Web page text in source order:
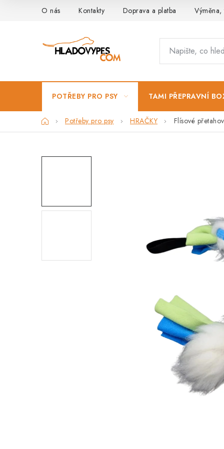
O nás Kontakty Doprava a platba
POTŘEBY PRO PSY TAMI PŘEPRAVNÍ
DomůPotřeby pro psy HRAČKY Flísové